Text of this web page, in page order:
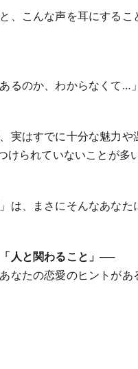
、こんな声を耳にするこ
るのか、わからなくて…」
実はすでに十分な魅力
けられていないことが多
は、まさにそんなあなた
人と関わること」──
なたの恋愛のヒントがあ